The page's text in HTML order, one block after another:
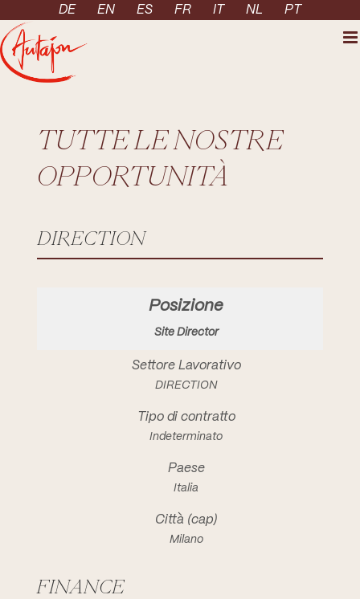
Skip to content
DE EN ES FR IT NL PT
TUTTE LE NOSTRE
OPPORTUNITÀ
DIRECTION
Site Director
DIRECTION
Indeterminato
Italia
Milano
FINANCE